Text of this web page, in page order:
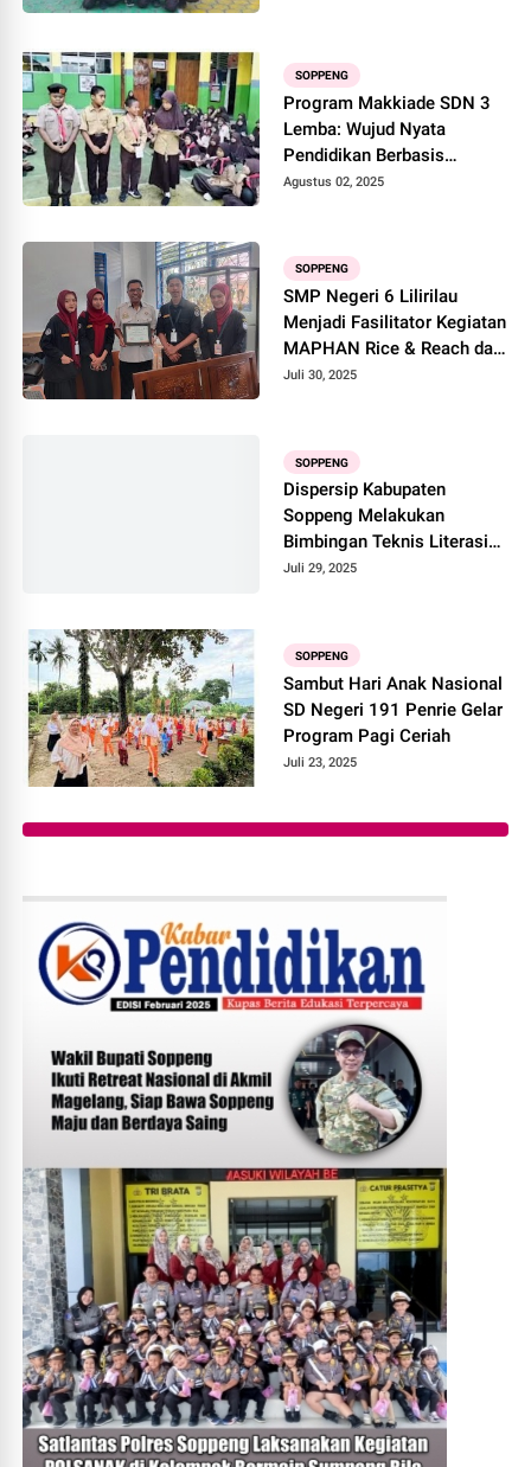
SOPPENG
Program Makkiade SDN 3
Lemba: Wujud Nyata
Pendidikan Berbasis
Karakter
Agustus 02, 2025
SOPPENG
SMP Negeri 6 Lilirilau
Menjadi Fasilitator Kegiatan
MAPHAN Rice & Reach dari
UKM Mahasiswa Peduli
Juli 30, 2025
SOPPENG
Dispersip Kabupaten
Soppeng Melakukan
Bimbingan Teknis Literasi
Informasi di Aula Kantor
Juli 29, 2025
SOPPENG
Sambut Hari Anak Nasional
SD Negeri 191 Penrie Gelar
Program Pagi Ceriah
Juli 23, 2025